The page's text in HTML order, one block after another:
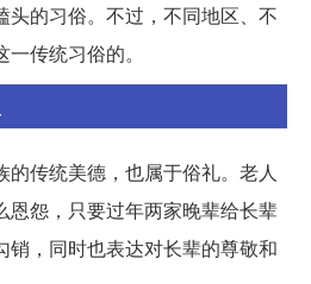
头的习俗。不过，不同地区、不
传统习俗的。
的传统美德，也属于俗礼。老人
恩怨，只要过年两家晚辈给长辈
销，同时也表达对长辈的尊敬和